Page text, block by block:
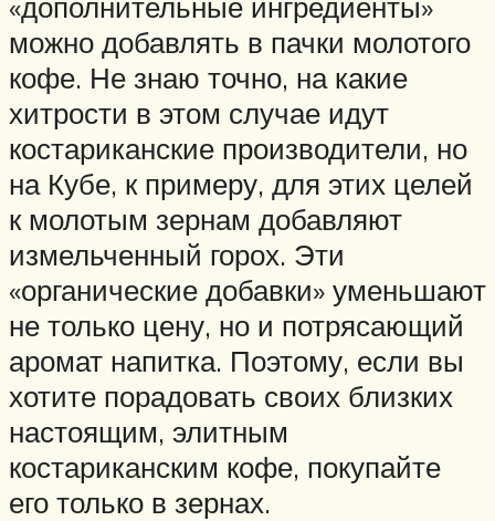
можно добавлять в пачки молотого
кофе. Не знаю точно, на какие
хитрости в этом случае идут
костариканские производители, но
на Кубе, к примеру, для этих целей
к молотым зернам добавляют
измельченный горох. Эти
«органические добавки» уменьшают
не только цену, но и потрясающий
аромат напитка. Поэтому, если вы
хотите порадовать своих близких
настоящим, элитным
костариканским кофе, покупайте
его только в зернах.